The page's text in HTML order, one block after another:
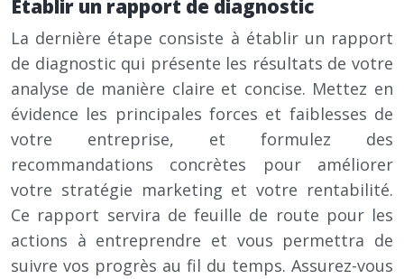
Établir un rapport de diagnostic
La dernière étape consiste à établir un rapport
de diagnostic qui présente les résultats de votre
analyse de manière claire et concise. Mettez en
évidence les principales forces et faiblesses de
votre entreprise, et formulez des
recommandations concrètes pour améliorer
votre stratégie marketing et votre rentabilité.
Ce rapport servira de feuille de route pour les
actions à entreprendre et vous permettra de
suivre vos progrès au fil du temps. Assurez-vous